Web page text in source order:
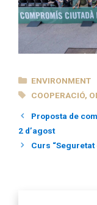
CATEGORIES
ENVIRONMENT
TAGS
COOPERACIÓ,
Proposta de
2 d’agost
Curs “Seguretat